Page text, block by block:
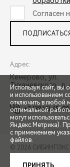
ЗАПИСЬ НА
Согласен
Адрес:
Кемерово, ул.
Тухачевского, д.
+7 (3842) 45-
© 2026
Используя сайт, вы
и использованием
отключить в любой
оптимальной
могут
Яндекс.Метрика).
с применением
файлов.
ПРИНЯТЬ